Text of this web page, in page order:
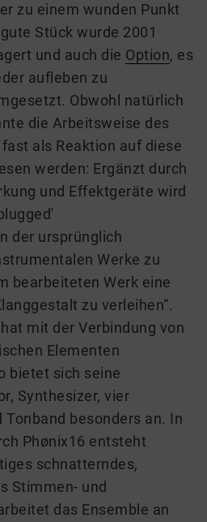
zu einem wunden Punkt
Stück wurde 2001
und auch die Option, es
aufleben zu
Obwohl natürlich
die Arbeitsweise des
als Reaktion auf diese
werden: Ergänzt durch
und Effektgeräte wird
der ursprünglich
Werke zu
bearbeiteten Werk eine
zu verleihen“.
mit der Verbindung von
Elementen
bietet sich seine
Synthesizer, vier
besonders an. In
Phønix16 entsteht
schnatterndes,
Stimmen- und
das Ensemble an